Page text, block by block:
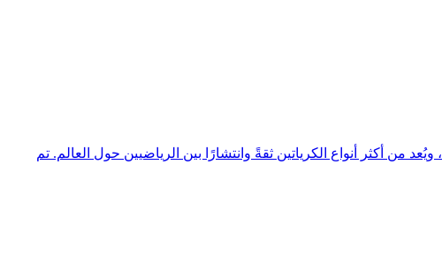
كريافورس كرياتين هو كرياتين Creapure® الألماني المعروف بجودته العالية ونقائه الممتاز. يُقدَّم من الشركة الألمانية الأم Crea Force، ويُعد من أكثر أنواع الكرياتين ثقةً وانتشارًا بين الرياضيين حول العالم. تم